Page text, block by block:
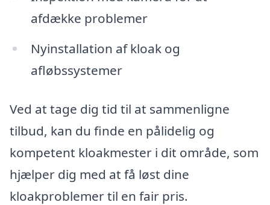
afdække problemer
Nyinstallation af kloak og
afløbssystemer
Ved at tage dig tid til at sammenligne
tilbud, kan du finde en pålidelig og
kompetent kloakmester i dit område, som
hjælper dig med at få løst dine
kloakproblemer til en fair pris.